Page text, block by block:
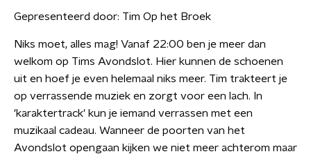
Gepresenteerd door: Tim Op het Broek
Niks moet, alles mag! Vanaf 22:00 ben je meer dan
welkom op Tims Avondslot. Hier kunnen de schoenen
uit en hoef je even helemaal niks meer. Tim trakteert je
op verrassende muziek en zorgt voor een lach. In
'karaktertrack' kun je iemand verrassen met een
muzikaal cadeau. Wanneer de poorten van het
Avondslot opengaan kijken we niet meer achterom maar